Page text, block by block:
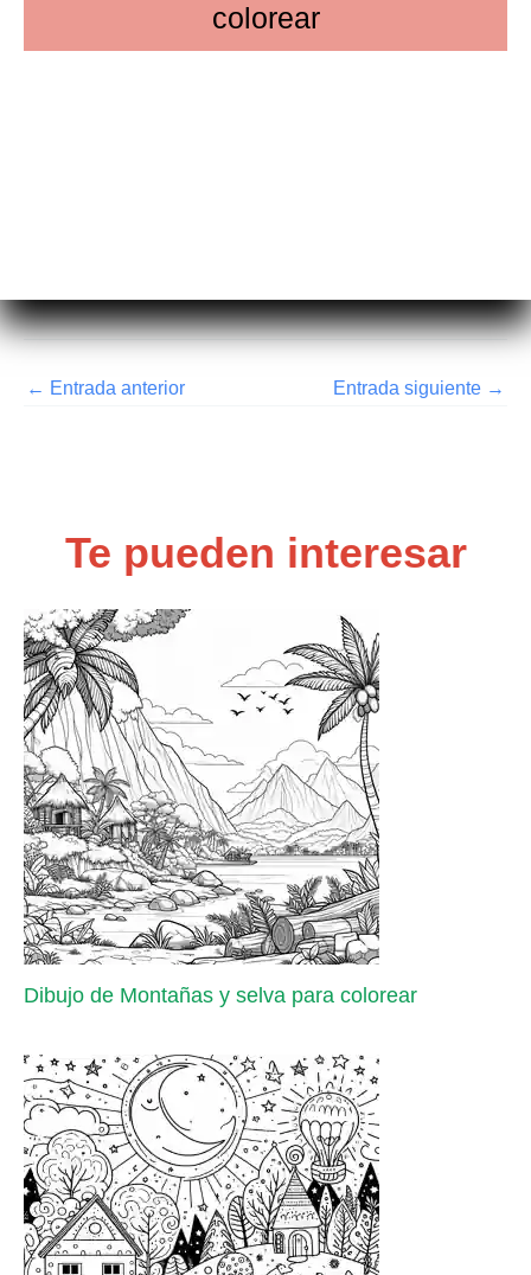
colorear
← Entrada anterior Entrada siguiente →
Te pueden interesar
Dibujo de Montañas y selva para colorear